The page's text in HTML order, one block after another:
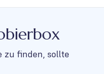
zu finden, sollte